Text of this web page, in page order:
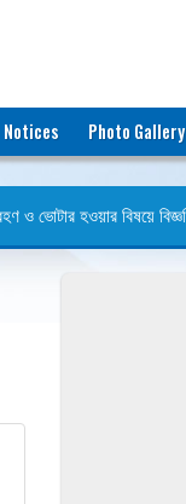
Notices Photo Gallery
ভোটার হওয়ার বিষয়ে বিজ্ঞপ্তি